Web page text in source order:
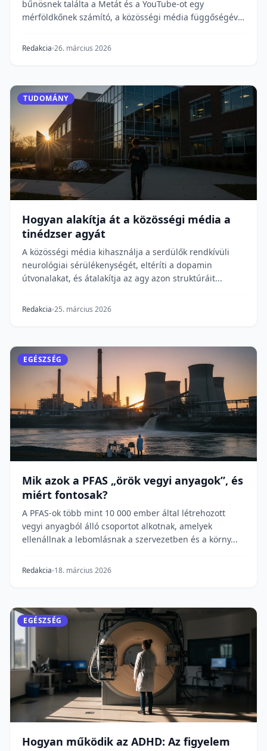
bűnösnek találta a Metát és a YouTube-ot egy
mérföldkőnek számító, a közösségi média függőségével
Redakcia 26. március 2026
TUDOMÁNY
Hogyan alakítja át a közösségi média a
tinédzser agyát
A közösségi média kihasználja a serdülők rendkívüli
neurológiai sérülékenységét, eltéríti a dopamin
útvonalakat, és átalakítja az agy azon struktúráit...
Redakcia 25. március 2026
EGÉSZSÉG
Mik azok a PFAS „örök vegyi anyagok”, és
miért fontosak?
A PFAS-ok több mint 10 000 ember által létrehozott
vegyi anyagból álló csoportot alkotnak, amelyek
ellenállnak a lebomlásnak a szervezetben és a körny...
Redakcia 18. március 2026
EGÉSZSÉG
Hogyan működik az ADHD: Az figyelem